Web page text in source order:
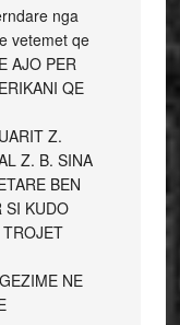
nga
vetemet qe
AJO PER
QE
Z.
Z. B. SINA
BEN
SI KUDO
NE